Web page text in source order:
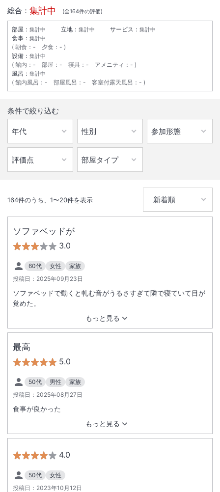
総合： 集計中 (全164件の評価)
部屋： 集計中 立地： 集計中 サービス： 集計中
食事： 集計中
朝食 ： - 夕食 ： -
設備： 集計中
館内 ： - 部屋 ： - 寝具 ： - アメニティ ： -
風呂： 集計中
館内風呂 ： - 部屋風呂 ： - 客室付露天風呂 ： -
条件で絞り込む
164件のうち、 1〜20件を表示
ソファベッドが
3.0
60代 女性
家族
投稿日： 2025年09月23日
もっと見る
ソファベッドで動くと軋む音がうるさすぎて隣で寝ていて目が
覚めた。
最高
5.0
50代 男性
家族
投稿日： 2025年08月27日
もっと見る
食事が良かった
4.0
50代
女性
投稿日： 2023年10月12日